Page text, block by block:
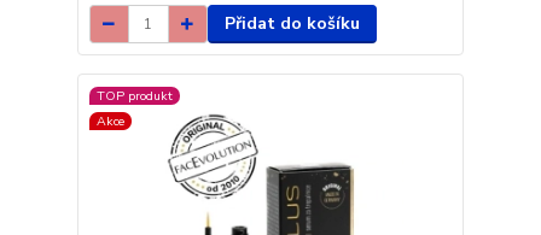
Přidat do košíku
TOP produkt
Akce